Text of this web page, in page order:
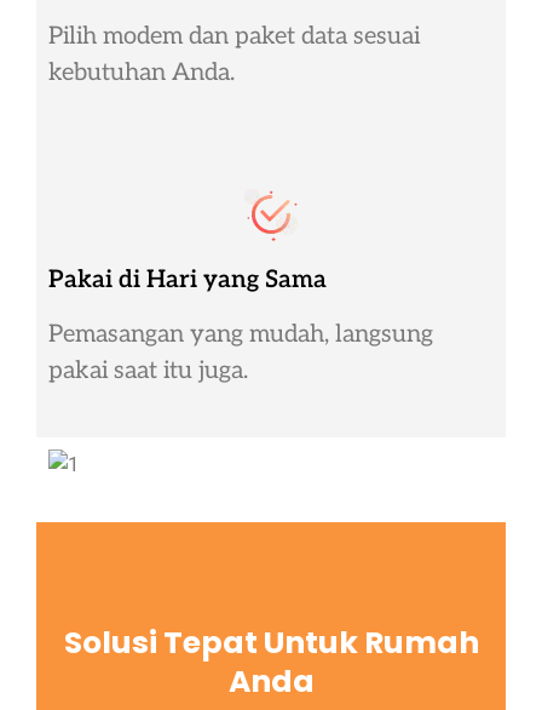
Pilih modem dan paket data sesuai
kebutuhan Anda.
Pakai di Hari yang Sama
Pemasangan yang mudah, langsung
pakai saat itu juga.
Solusi Tepat Untuk Rumah
Anda